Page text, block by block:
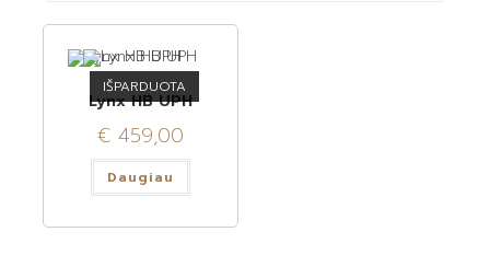
IŠPARDUOTA
Lynx HB UPH
€459,00
Daugiau